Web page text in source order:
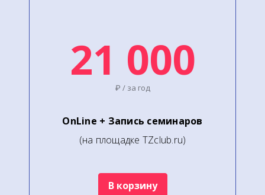
21 000
₽ / за год
OnLine + Запись семинаров
(на площадке TZclub.ru)
В корзину